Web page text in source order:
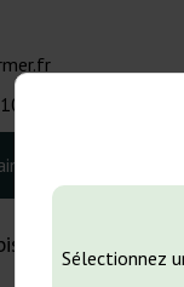
Sélectionnez
- 16:00